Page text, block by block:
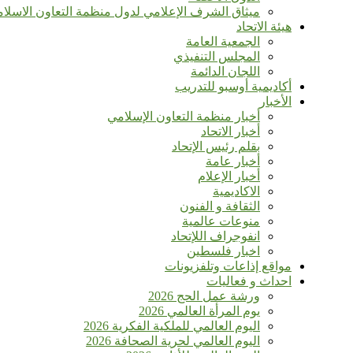
ميثاق الشرف الإعلامي لدول منظمة التعاون
هيئة الاتحاد
الجمعية العامة
المجلس التنفيذي
اللجان الدائمة
أكاديمية أوسبو للتدريب
الأخبار
أخبار منظمة التعاون الإسلامي
أخبار الاتحاد
بقلم رئيس الإتحاد
أخبار عامة
أخبار الإعلام
الاكاديمية
الثقافة و الفنون
منوعات عالمية
انفوجراف اللإتحاد
اخبار فلسطين
مواقع إذاعات وتلفزيونات
احداث و فعاليات
ورشة عمل الحج 2026
يوم المرأة العالمي 2026
اليوم العالمي للملكية الفكرية 2026
اليوم العالمي لحرية الصحافة 2026